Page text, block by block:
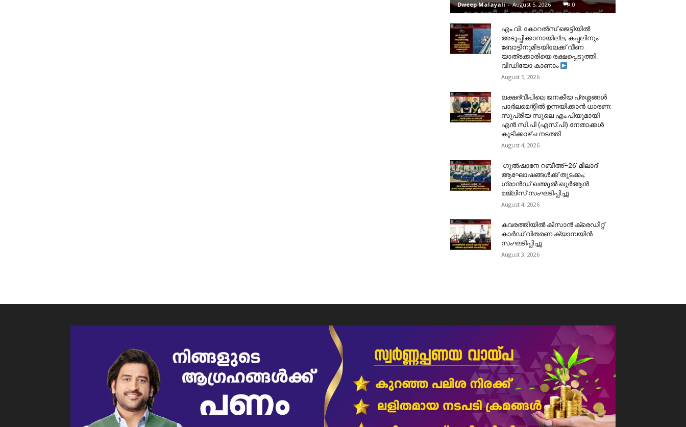
Dweep Malayali - August 5, 2026 0
​എം.വി. കോറൽസ് ജെട്ടിയിൽ
അടുപ്പിക്കാനായില്ല; കപ്പലിനും
ബോട്ടിനുമിടയിലേക്ക് വീണ
യാത്രക്കാരിയെ രക്ഷപ്പെടുത്തി.
വീഡിയോ കാണാം
August 5, 2026
ലക്ഷദ്വീപിലെ ജനകീയ പ്രശ്നങ്ങൾ
പാർലമെന്റിൽ ഉന്നയിക്കാൻ ധാരണ:
സുപ്രിയ സുലെ എം.പിയുമായി
എൻ.സി.പി (എസ്.പി) നേതാക്കൾ
കൂടിക്കാഴ്ച നടത്തി
August 4, 2026
‘ഗുൽഷാനേ റബീഅ്–26’ മീലാദ്
ആഘോഷങ്ങൾക്ക് തുടക്കം;
ഗ്രാൻഡ് ഖത്മുൽ ഖുർആൻ
മജ്‌ലിസ് സംഘടിപ്പിച്ചു
August 4, 2026
കവരത്തിയിൽ കിസാൻ ക്രെഡിറ്റ്
കാർഡ് വിതരണ ക്യാമ്പയിൻ
സംഘടിപ്പിച്ചു
August 3, 2026